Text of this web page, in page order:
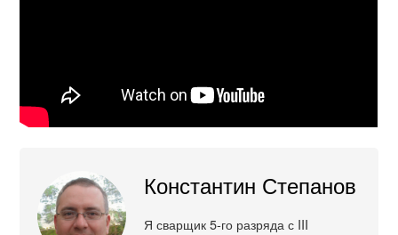
Константин Степанов
Я сварщик 5-го разряда с III